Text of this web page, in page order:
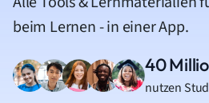
beim Lernen - in einer App.
40
nutzen